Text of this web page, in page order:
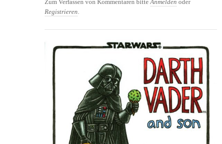
Zum Verfassen von Kommentaren bitteAnmelden oder
Registrieren.